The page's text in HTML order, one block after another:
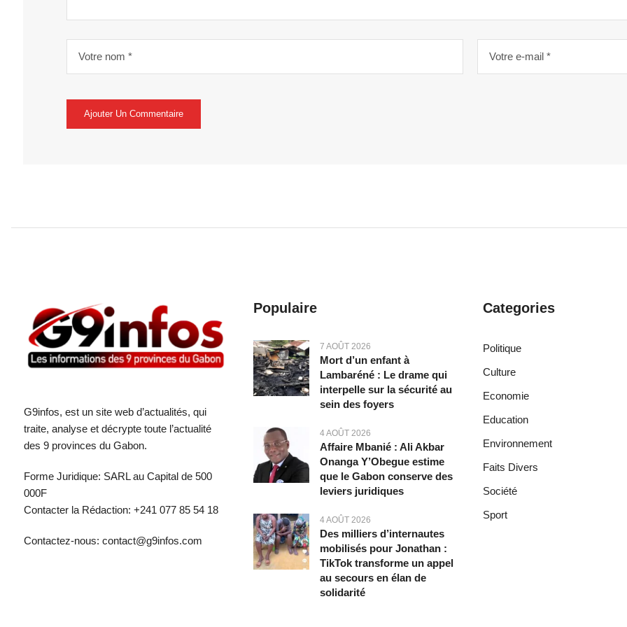
G9infos, est un site web d’actualités, qui
traite, analyse et décrypte toute l’actualité
des 9 provinces du Gabon.
Forme Juridique: SARL au Capital de 500
000F
Contacter la Rédaction: +241 077 85 54 18
Contactez-nous: contact@g9infos.com
Populaire
7 AOÛT 2026
Mort d’un enfant à
Lambaréné : Le drame qui
interpelle sur la sécurité au
sein des foyers
4 AOÛT 2026
Affaire Mbanié : Ali Akbar
Onanga Y’Obegue estime
que le Gabon conserve des
leviers juridiques
4 AOÛT 2026
Des milliers d’internautes
mobilisés pour Jonathan :
TikTok transforme un appel
au secours en élan de
solidarité
Categories
Politique
Culture
Economie
Education
Environnement
Faits Divers
Société
Sport